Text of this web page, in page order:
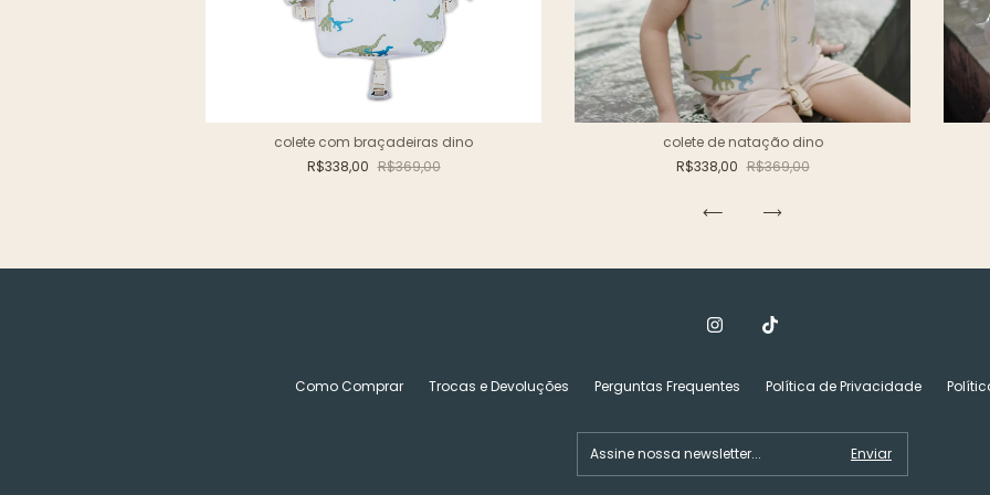
colete com braçadeiras dino
R$338,00 R$369,00
colete de natação dino
R$338,00 R$369,00
Como Comprar Trocas e Devoluções Perguntas Frequentes Política de Privacidade